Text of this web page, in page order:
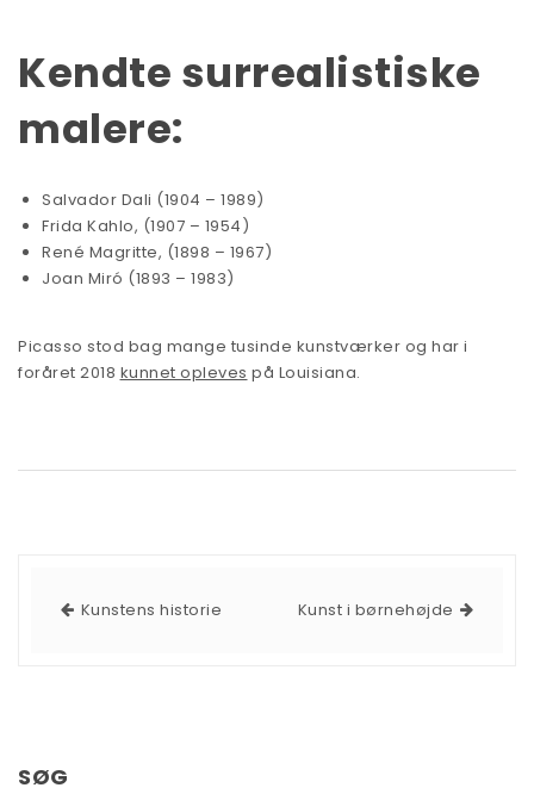
Kendte surrealistiske
malere:
Salvador Dali (1904 – 1989)
Frida Kahlo, (1907 – 1954)
René Magritte, (1898 – 1967)
Joan Miró (1893 – 1983)
Picasso stod bag mange tusinde kunstværker og har i
foråret 2018 kunnet opleves på Louisiana.
Kunstens historie Kunst i børnehøjde
SØG